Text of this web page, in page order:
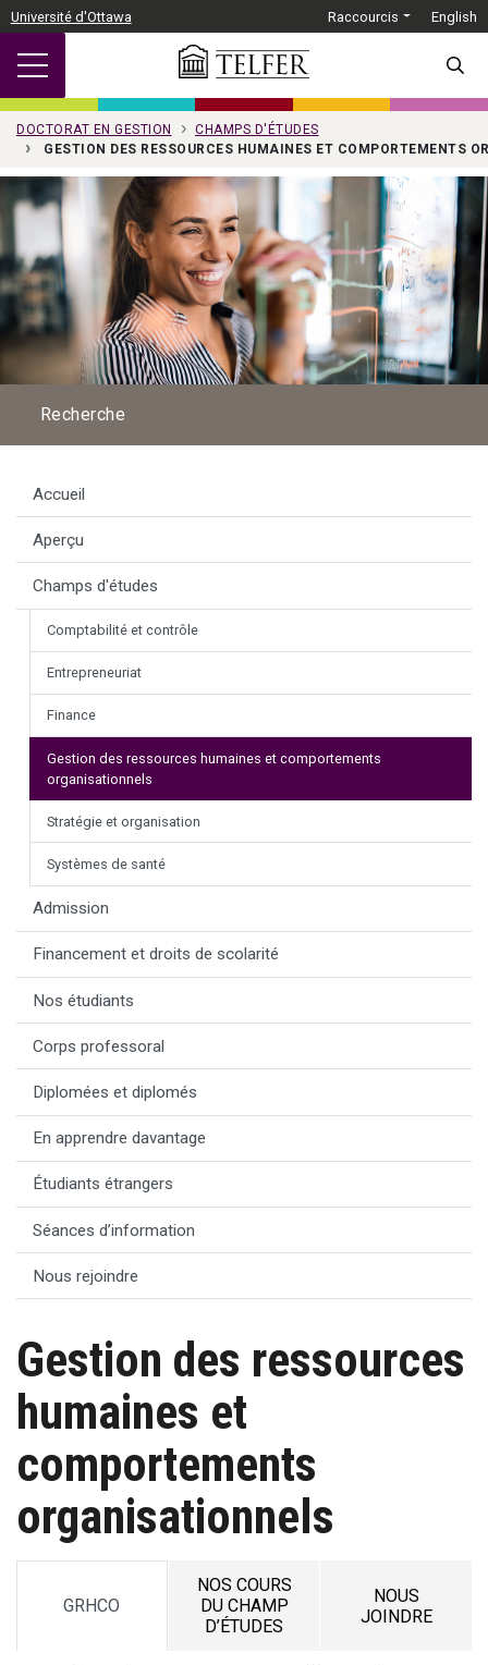
Passer au contenu principal
Université d'Ottawa Raccourcis English
DOCTORAT EN GESTION
CHAMPS D'ÉTUDES
GESTION DES RESSOURCES HUMAINES ET COMPORTEMENTS
Recherche
Accueil
Aperçu
Champs d'études
Comptabilité et contrôle
Entrepreneuriat
Finance
Gestion des ressources humaines et comportements
organisationnels
Stratégie et organisation
Systèmes de santé
Admission
Financement et droits de scolarité
Nos étudiants
Corps professoral
Diplomées et diplomés
En apprendre davantage
Étudiants étrangers
Séances d’information
Nous rejoindre
Gestion des ressources
humaines et
comportements
organisationnels
GRHCO
NOS COURS
DU CHAMP
D’ÉTUDES
NOUS
JOINDRE